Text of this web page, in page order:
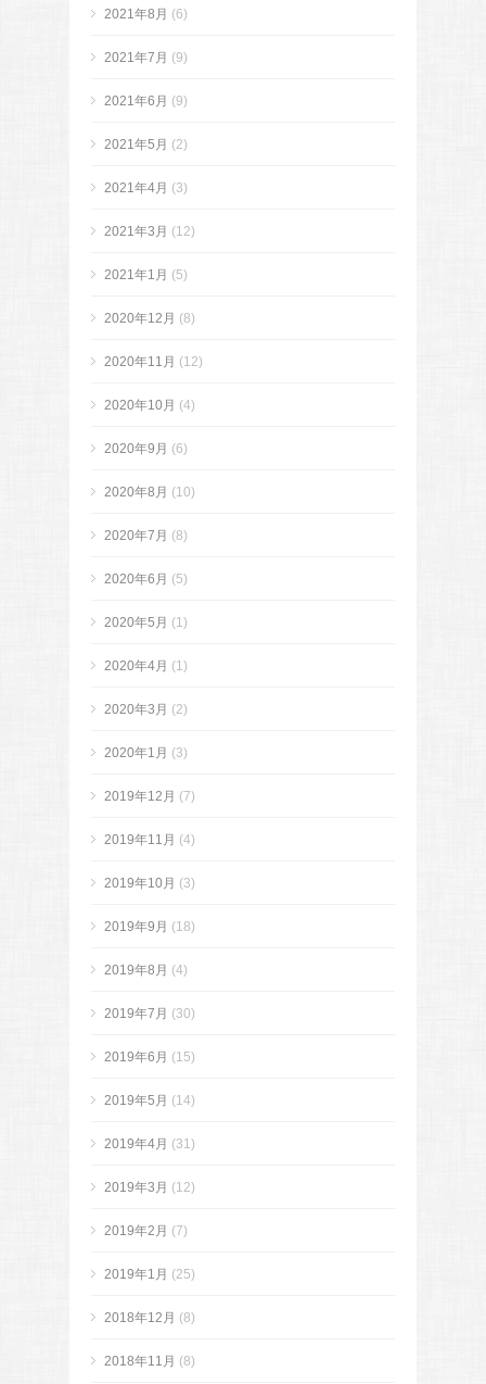
2021年8月 (6)
2021年7月 (9)
2021年6月 (9)
2021年5月 (2)
2021年4月 (3)
2021年3月 (12)
2021年1月 (5)
2020年12月 (8)
2020年11月 (12)
2020年10月 (4)
2020年9月 (6)
2020年8月 (10)
2020年7月 (8)
2020年6月 (5)
2020年5月 (1)
2020年4月 (1)
2020年3月 (2)
2020年1月 (3)
2019年12月 (7)
2019年11月 (4)
2019年10月 (3)
2019年9月 (18)
2019年8月 (4)
2019年7月 (30)
2019年6月 (15)
2019年5月 (14)
2019年4月 (31)
2019年3月 (12)
2019年2月 (7)
2019年1月 (25)
2018年12月 (8)
2018年11月 (8)